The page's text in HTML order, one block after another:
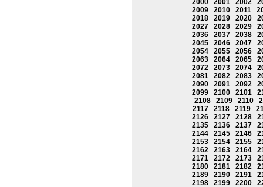
2000 2001 2002
2009
2010 2011
2018
2019 2020
2027
2028 2029
2036
2037 2038
2045
2046 2047
2054
2055 2056
2063
2064 2065
2072
2073 2074
2081
2082 2083
2090
2091 2092
2099
2100 2101
2108
2109 2110
2117
2118 2119
2126
2127 2128
2135
2136 2137
2144
2145 2146
2153
2154 2155
2162
2163 2164
2171
2172 2173
2180
2181 2182
2189
2190 2191
2198
2199 2200